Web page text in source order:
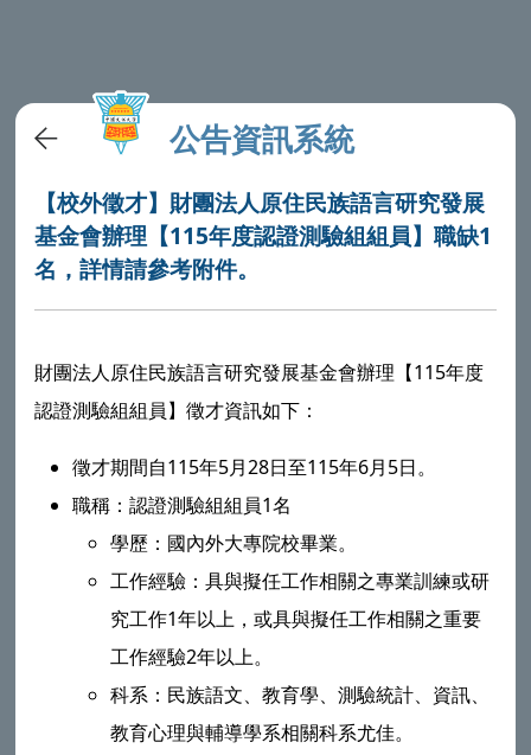
公告資訊系統
【校外徵才】財團法人原住民族語言研究發展
基金會辦理【115年度認證測驗組組員】職缺1
名，詳情請參考附件。
財團法人原住民族語言研究發展基金會辦理【115年度
認證測驗組組員】徵才資訊如下：
徵才期間自115年5月28日至115年6月5日。
職稱：認證測驗組組員1名
學歷：國內外大專院校畢業。
工作經驗：具與擬任工作相關之專業訓練或研
究工作1年以上，或具與擬任工作相關之重要
工作經驗2年以上。
科系：民族語文、教育學、測驗統計、資訊、
教育心理與輔導學系相關科系尤佳。